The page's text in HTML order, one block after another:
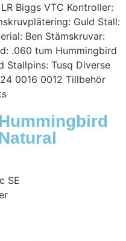
Biggs VTC Kontroller:
Guld Stall:
Ben Stämskruvar:
.060 tum Hummingbird
Stallpins: Tusq Diverse
0016 0012 Tillbehör
SE